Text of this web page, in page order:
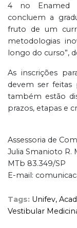
4 no Enamed
concluem a
fruto de um
metodologias
longo do curso”,
As inscrições
devem ser feitas
também estão
prazos, etapas e
Assessoria de
Julia Smanioto R.
MTb 83.349/SP
E-mail:
Tags: Unifev,
Vestibular